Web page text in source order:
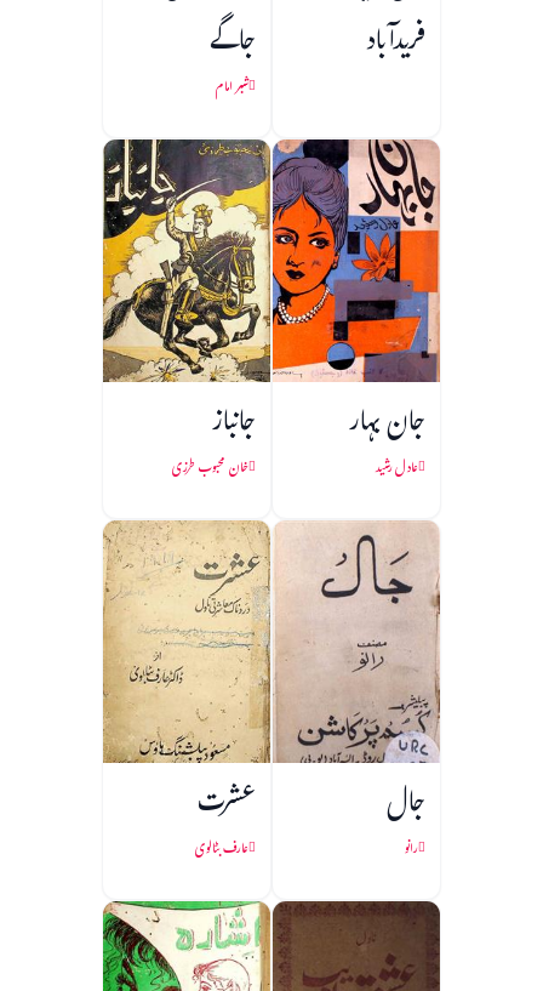
فریدآباد جاگے
شبر امام
جان بہار
عادل رشید
جانباز
خان محبوب طرزی
جال
رانو
عشرت
عارف بٹالوی